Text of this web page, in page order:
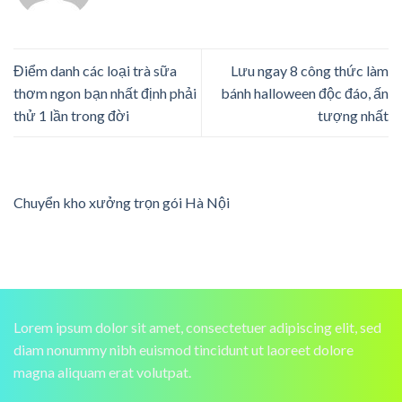
Điểm danh các loại trà sữa
thơm ngon bạn nhất định phải
thử 1 lần trong đời
Lưu ngay 8 công thức làm
bánh halloween độc đáo, ấn
tượng nhất
Chuyển kho xưởng trọn gói Hà Nội
Lorem ipsum dolor sit amet, consectetuer adipiscing elit, sed
diam nonummy nibh euismod tincidunt ut laoreet dolore
magna aliquam erat volutpat.